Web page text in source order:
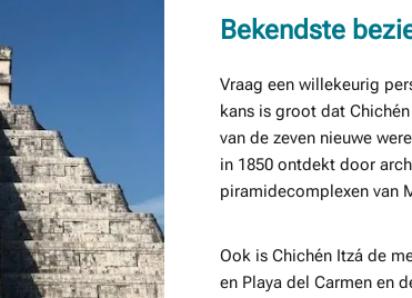
Bekendste
Vraag een willekeurig
kans is groot dat
van de zeven nieuwe
in 1850 ontdekt door
piramidecomplexen van
Ook is Chichén Itzá de
en Playa del Carmen en